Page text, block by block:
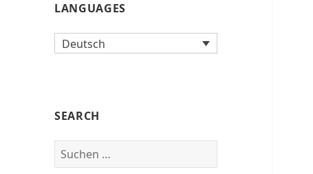
LANGUAGES
Deutsch
SEARCH
Suchen
nach: